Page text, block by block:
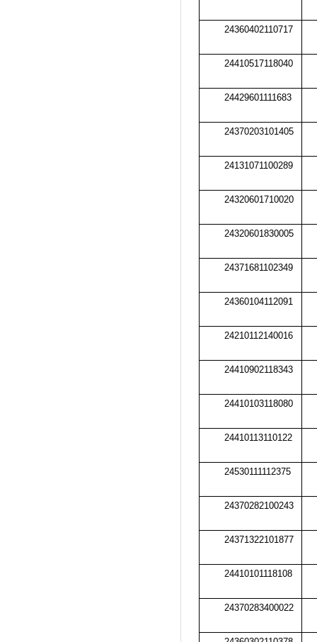
24360402110717
24410517118040
24429601111683
24370203101405
24131071100289
24320601710020
24320601830005
24371681102349
24360104112091
24210112140016
24410902118343
24410103118080
24410113110122
24530111112375
24370282100243
24371322101877
24410101118108
24370283400022